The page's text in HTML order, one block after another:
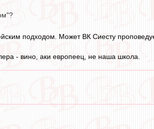
подходом. Может ВК Сиесту
- вино, аки европеец, не наша школа.